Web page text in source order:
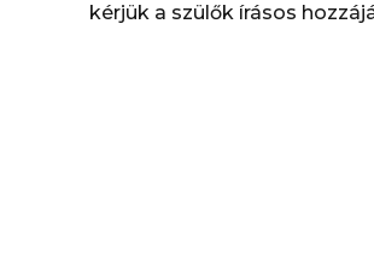
kérjük a szülők írásos